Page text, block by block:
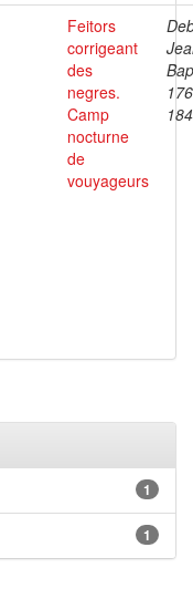
Feitors
corrigeant
des
negres.
Camp
nocturne
de
vouyageurs
1
1